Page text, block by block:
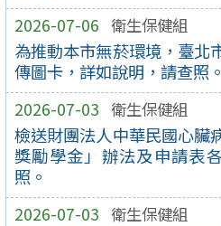
2026-07-06 衛生保健組
為推動本市無菸環境，臺北
傳圖卡，詳如說明，請查照。
2026-07-03 衛生保健組
檢送財團法人中華民國心臟
獎勵學金」辦法及申請表
照。
2026-07-03 衛生保健組